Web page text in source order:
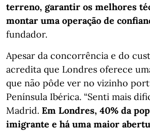
terreno, garantir os melhores
montar uma operação de
fundador.
Apesar da concorrência e do
acredita que Londres oferece
que não pôde ver no vizinho
Península Ibérica. “Senti mais
Madrid. Em Londres, 40% da
imigrante e há uma maior